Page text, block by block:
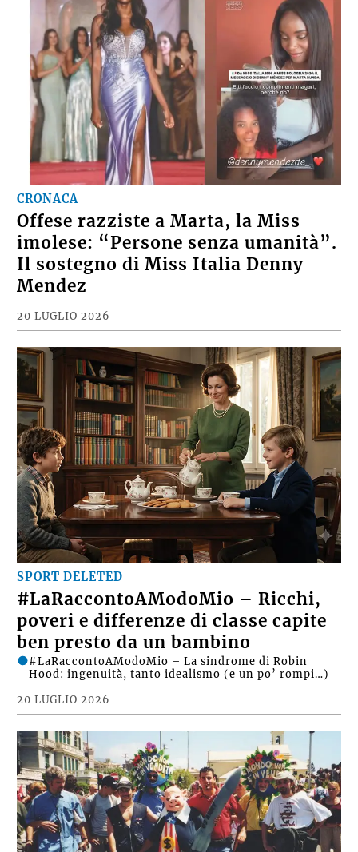
CRONACA
Offese razziste a Marta, la Miss
imolese: “Persone senza umanità”.
Il sostegno di Miss Italia Denny
Mendez
20 LUGLIO 2026
SPORT DELETED
#LaRaccontoAModoMio – Ricchi,
poveri e differenze di classe capite
ben presto da un bambino
20 LUGLIO 2026
#LaRaccontoAModoMio – La sindrome di Robin
Hood: ingenuità, tanto idealismo (e un po’ rompi…)